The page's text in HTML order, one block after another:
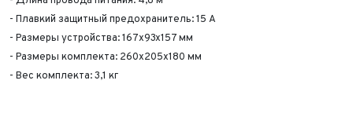
- Плавкий защитный предохранитель: 15 A
- Размеры устройства: 167x93x157 мм
- Размеры комплекта: 260x205x180 мм
- Вес комплекта: 3,1 кг
Год выпуска*
Пробег*
Пробег
Количество владельцев
Ваше сообщение отправлено!